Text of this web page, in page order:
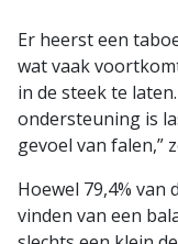
Er heerst een
wat vaak
in de steek te
ondersteuning is
gevoel van falen,”
Hoewel 79,4%
vinden van een